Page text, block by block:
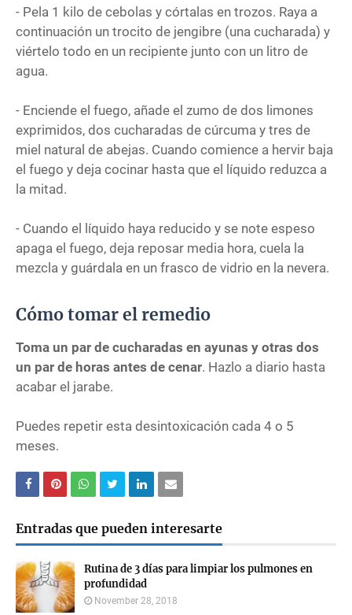
- Pela 1 kilo de cebolas y córtalas en trozos. Raya a
continuación un trocito de jengibre (una cucharada) y
viértelo todo en un recipiente junto con un litro de
agua.
- Enciende el fuego, añade el zumo de dos limones
exprimidos, dos cucharadas de cúrcuma y tres de
miel natural de abejas. Cuando comience a hervir baja
el fuego y deja cocinar hasta que el líquido reduzca a
la mitad.
- Cuando el líquido haya reducido y se note espeso
apaga el fuego, deja reposar media hora, cuela la
mezcla y guárdala en un frasco de vidrio en la nevera.
Cómo tomar el remedio
Toma un par de cucharadas en ayunas y otras dos
un par de horas antes de cenar. Hazlo a diario hasta
acabar el jarabe.
Puedes repetir esta desintoxicación cada 4 o 5
meses.
Entradas que pueden interesarte
Rutina de 3 días para limpiar los pulmones en
profundidad
November 28, 2018